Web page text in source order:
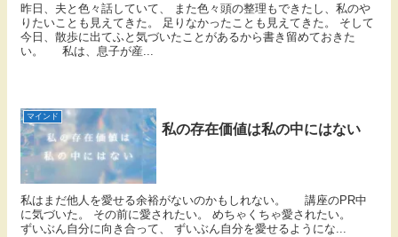
昨日、夫と色々話していて、 また色々頭の整理もできたし、私のや
りたいことも見えてきた。 足りなかったことも見えてきた。 そして
今日、散歩に出てふと気づいたことがあるから書き留めておきた
い。 私は、息子が産...
マインド
私の存在価値は私の中にはない
私はまだ他人を愛せる余裕がないのかもしれない。 講座のPR中
に気づいた。 その前に愛されたい。 めちゃくちゃ愛されたい。
ずいぶん自分に向き合って、 ずいぶん自分を愛せるようにな...